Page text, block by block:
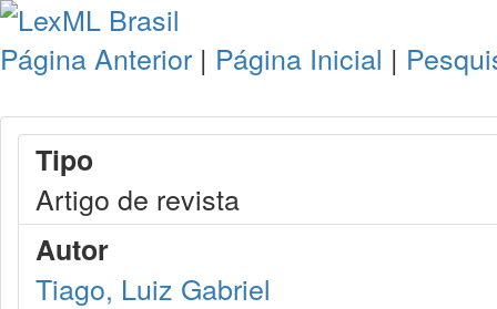
Página Anterior | Página Inicial |
Tipo
Artigo de revista
Autor
Tiago, Luiz Gabriel